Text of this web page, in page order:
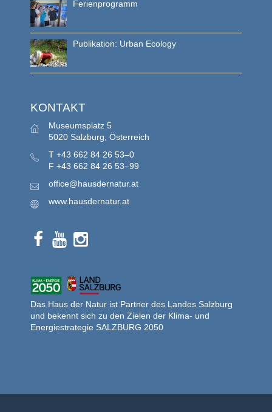
Ferienprogramm
Publikation: Urban Ecology
KONTAKT
Museumsplatz 5
5020 Salzburg, Österreich
T +43 662 84 26 53–0
F +43 662 84 26 53–99
office@hausdernatur.at
www.hausdernatur.at
Das Haus der Natur ist Partner des Landes Salzburg
und bekennt sich zu den Zielen der Klima- und
Energiestrategie SALZBURG 2050